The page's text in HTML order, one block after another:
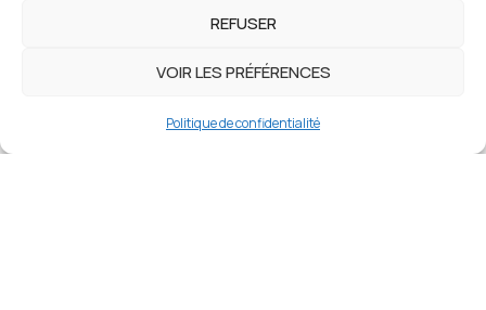
REFUSER
VOIR LES PRÉFÉRENCES
Politique de confidentialité